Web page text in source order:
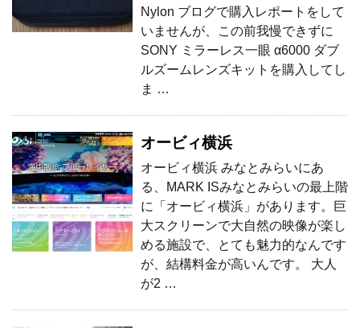
Nylon ブログで購入レポートをして
いませんが、この前我慢できずに
SONY ミラーレス一眼 α6000 ダブ
ルズームレンズキットを購入してし
ま …
オービィ横浜
オービィ横浜 みなとみらいにあ
る、MARK ISみなとみらいの最上階
に「オービィ横浜」があります。巨
大スクリーンで大自然の映像が楽し
める施設で、とても魅力的なんです
が、結構料金が高いんです。 大人
が2 …